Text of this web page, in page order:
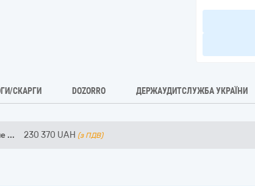
СКАРГИ DOZORRO ДЕРЖАУДИТСЛУЖБА УКРАЇНИ
... 230 370 UAH (з ПДВ)